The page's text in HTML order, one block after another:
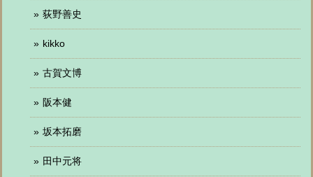
荻野善史
kikko
古賀文博
阪本健
坂本拓磨
田中元将